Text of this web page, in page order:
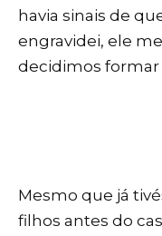
havia sinais de
engravidei, ele
decidimos formar
Mesmo que já
filhos antes do